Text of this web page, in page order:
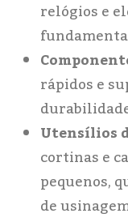
relógios e
rápidos e
Utensílios
cortinas e
pequenos,
de